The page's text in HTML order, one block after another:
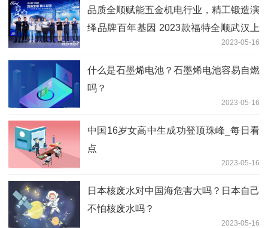
品质全顺赋能五金机电行业，精工锻造演
绎品牌百年基因 2023款福特全顺武汉上
2023-05-16
什么是石墨烯电池？石墨烯电池容易自燃
吗？
2023-05-16
中国16岁女高中生成功登顶珠峰_每日看
点
2023-05-16
日本核废水对中国海危害大吗？日本自己
不怕核废水吗？
2023-05-16